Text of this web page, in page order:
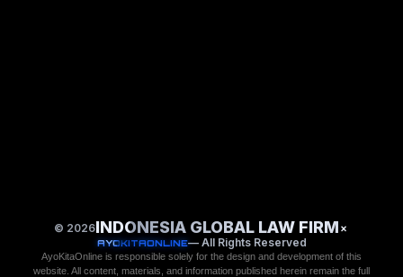
© 2026INDONESIA GLOBAL LAW FIRM ×
AYOKITAONLINE— All Rights Reserved
AyoKitaOnline is responsible solely for the design and development of this
website. All content, materials, and information published herein remain the full